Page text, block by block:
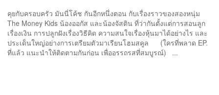
คุยกับครอบครัว มันนี่โค้ช กันอีกหนึ่งตอน กับเรื่องราวของสองหนุ่ม
The Money Kids น้องออกัส และน้องจัสติน ที่ว่ากันตั้งแต่การสอนลูก
เรื่องเงิน การปลูกฝังเรื่องวิธีคิด ความสนใจเรื่องหุ้นมาได้อย่างไร และ
ประเด็นใหญ่อย่างการเตรียมตัวมาเรียนโฮมสคูล (ใครที่พลาด EP.
ที่แล้ว แนะนำให้ติดตามกันก่อน เพื่ออรรถรสที่สมบูรณ์) ...